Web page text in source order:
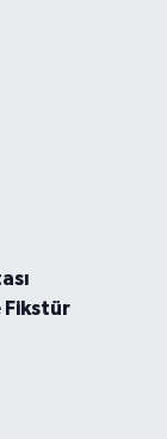
Fikstür